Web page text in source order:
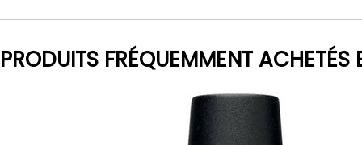
PRODUITS FRÉQUEMMENT ACHETÉS